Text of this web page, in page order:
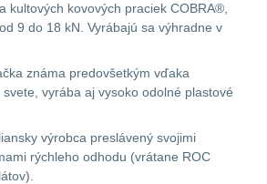
kultových kovových praciek COBRA®,
9 do 18 kN. Vyrábajú sa výhradne v
známa predovšetkým vďaka
vyrába aj vysoko odolné plastové
výrobca preslávený svojimi
rýchleho odhodu (vrátane ROC